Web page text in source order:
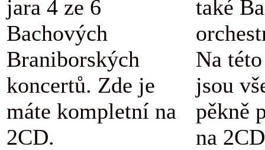
jara 4 ze 6
Bachových
Braniborských
koncertů. Zde je
máte kompletní na
2CD.
také
Na
jsou
pěkně
na